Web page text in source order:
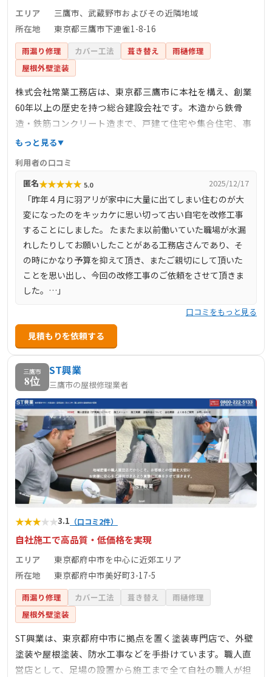
エリア
三鷹市、武蔵野市およびその近隣地域
所在地
東京都三鷹市下連雀1-8-16
雨漏り修理 カバー工法 葺き替え
雨樋修理
屋根外壁塗装
株式会社常葉工務店は、東京都三鷹市に本社を構え、創業
60年以上の歴史を持つ総合建設会社です。木造から鉄骨
造・鉄筋コンクリート造まで、戸建て住宅や集合住宅、事
務所など多岐にわたる建築物の施工実績があります。新築
工事、内装工事、水回り工事、小工事、外構・エクステリ
ア工事など、幅広いサービスを提供しています。特に、地
元三鷹での長年の活動により、地域密着型の工務店として
信頼と実績を築いており、小さな工事から大規模な工事ま
で、顧客のニーズに応じて柔軟に対応しています。
もっと見る
利用者の口コミ
匿名★★★★★ 5.0 2025/12/17
「昨年４月に羽アリが家中に大量に出てしまい住むのが大
変になったのをキッカケに思い切って古い自宅を改修工事
することにしました。 たまたま以前働いていた職場が水漏
れしたりしてお願いしたことがある工務店さんであり、そ
の時にかなり予算を抑えて頂き、またご親切にして頂いた
ことを思い出し、今回の改修工事のご依頼をさせて頂きま
した。…」
口コミをもっと見る
見積もりを依頼する
三鷹市
8位
ST興業
三鷹市の屋根修理業者
★★★★★3.1 （口コミ2件）
自社施工で高品質・低価格を実現
エリア
東京都府中市を中心に近郊エリア
所在地
東京都府中市美好町3-17-5
雨漏り修理 カバー工法 葺き替え
雨樋修理
屋根外壁塗装
ST興業は、東京都府中市に拠点を置く塗装専門店で、外壁
塗装や屋根塗装、防水工事などを手掛けています。職人直
営店として、足場の設置から施工まで全て自社の職人が担